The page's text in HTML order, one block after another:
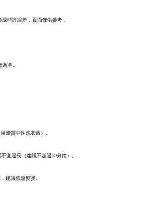
些許誤差，頁面僅供參考，
準。
優質中性洗衣液）。
宜過長（建議不超過10分鐘）。
建議低溫熨燙。